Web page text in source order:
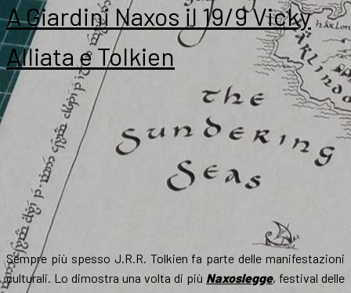
A Giardini Naxos il 19/9 Vicky
Alliata e Tolkien
Sempre più spesso J.R.R. Tolkien fa parte delle manifestazioni
culturali. Lo dimostra una volta di più Naxoslegge, festival delle